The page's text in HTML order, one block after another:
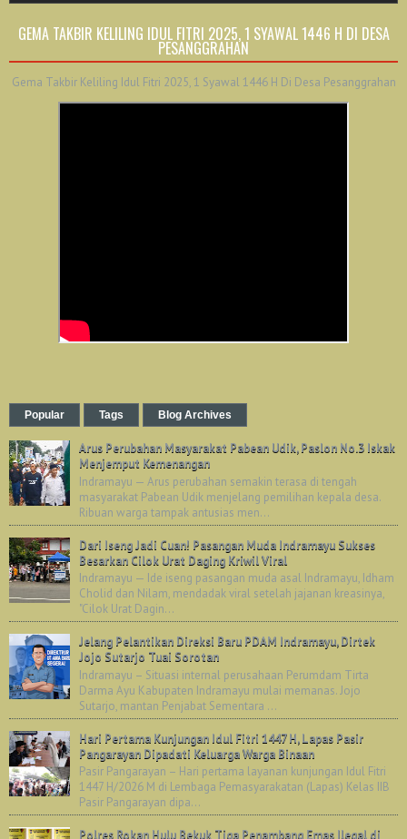
GEMA TAKBIR KELILING IDUL FITRI 2025, 1 SYAWAL 1446 H DI DESA
PESANGGRAHAN
Gema Takbir Keliling Idul Fitri 2025, 1 Syawal 1446 H Di Desa Pesanggrahan
Popular Tags Blog Archives
Arus Perubahan Masyarakat Pabean Udik, Paslon No.3 Iskak
Menjemput Kemenangan
Indramayu — Arus perubahan semakin terasa di tengah
masyarakat Pabean Udik menjelang pemilihan kepala desa.
Ribuan warga tampak antusias men...
Dari Iseng Jadi Cuan! Pasangan Muda Indramayu Sukses
Besarkan Cilok Urat Daging Kriwil Viral
Indramayu — Ide iseng pasangan muda asal Indramayu, Idham
Cholid dan Nilam, mendadak viral setelah jajanan kreasinya,
"Cilok Urat Dagin...
Jelang Pelantikan Direksi Baru PDAM Indramayu, Dirtek
Jojo Sutarjo Tuai Sorotan
Indramayu – Situasi internal perusahaan Perumdam Tirta
Darma Ayu Kabupaten Indramayu mulai memanas. Jojo
Sutarjo, mantan Penjabat Sementara ...
Hari Pertama Kunjungan Idul Fitri 1447 H, Lapas Pasir
Pangarayan Dipadati Keluarga Warga Binaan
Pasir Pangarayan – Hari pertama layanan kunjungan Idul Fitri
1447 H/2026 M di Lembaga Pemasyarakatan (Lapas) Kelas IIB
Pasir Pangarayan dipa...
Polres Rokan Hulu Bekuk Tiga Penambang Emas Ilegal di